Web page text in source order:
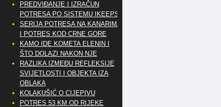
PREDVIĐANJE I IZRAČUN
POTRESA PO SISTEMU IKEEPS
SERIJA POTRESA NA KANARIMA
I POTRES KOD CRNE GORE
KAMO IDE KOMETA ELENIN I
ŠTO DOLAZI NAKON NJE
RAZLIKA IZMEĐU REFLEKSIJE
SVIJETLOSTI I OBJEKTA IZA
OBLAKA
KOLAKUŠIĆ O CIJEPIVU
POTRES 53 KM OD RIJEKE